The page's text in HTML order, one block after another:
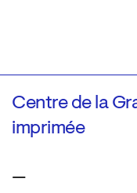
Centre de la
imprimée
—